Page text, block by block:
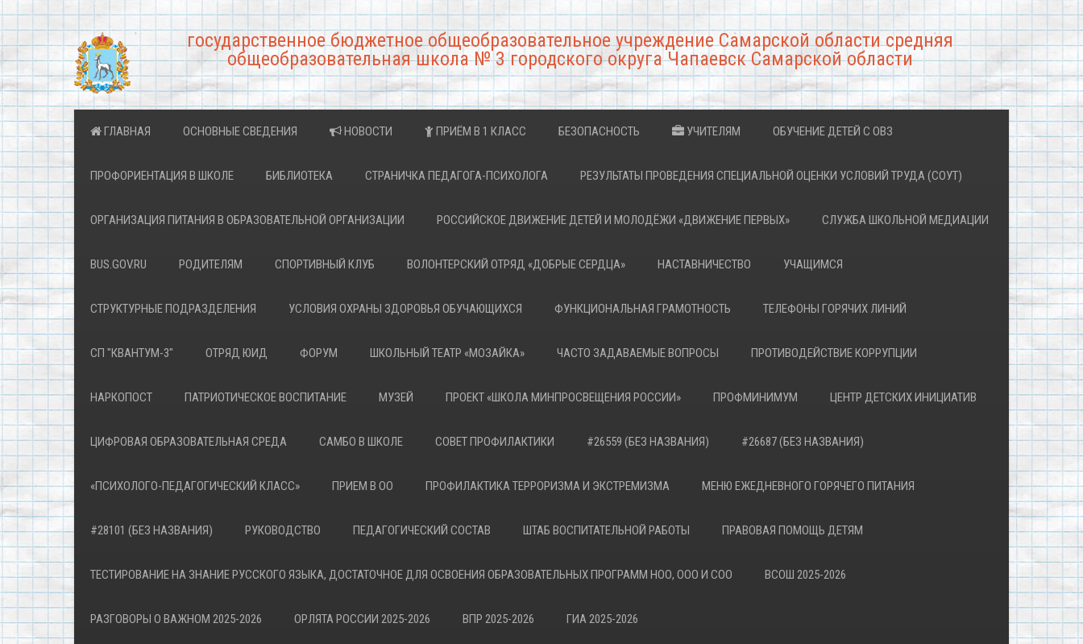
государственное бюджетное общеобразовательное учреждение Самарской области средняя
общеобразовательная школа № 3 городского округа Чапаевск Самарской области
ГЛАВНАЯ ОСНОВНЫЕ СВЕДЕНИЯ НОВОСТИ ПРИЁМ В 1 КЛАСС БЕЗОПАСНОСТЬ УЧИТЕЛЯМ ОБУЧЕНИЕ ДЕТЕЙ С ОВЗ
ПРОФОРИЕНТАЦИЯ В ШКОЛЕ БИБЛИОТЕКА СТРАНИЧКА ПЕДАГОГА-ПСИХОЛОГА РЕЗУЛЬТАТЫ ПРОВЕДЕНИЯ СПЕЦИАЛЬНОЙ ОЦЕНКИ УСЛОВИЙ ТРУДА (СОУТ)
ОРГАНИЗАЦИЯ ПИТАНИЯ В ОБРАЗОВАТЕЛЬНОЙ ОРГАНИЗАЦИИ РОССИЙСКОЕ ДВИЖЕНИЕ ДЕТЕЙ И МОЛОДЁЖИ «ДВИЖЕНИЕ ПЕРВЫХ» СЛУЖБА ШКОЛЬНОЙ МЕДИАЦИИ
BUS.GOV.RU РОДИТЕЛЯМ СПОРТИВНЫЙ КЛУБ ВОЛОНТЕРСКИЙ ОТРЯД «ДОБРЫЕ СЕРДЦА» НАСТАВНИЧЕСТВО УЧАЩИМСЯ
СТРУКТУРНЫЕ ПОДРАЗДЕЛЕНИЯ УСЛОВИЯ ОХРАНЫ ЗДОРОВЬЯ ОБУЧАЮЩИХСЯ ФУНКЦИОНАЛЬНАЯ ГРАМОТНОСТЬ ТЕЛЕФОНЫ ГОРЯЧИХ ЛИНИЙ
СП "КВАНТУМ-3" ОТРЯД ЮИД ФОРУМ ШКОЛЬНЫЙ ТЕАТР «МОЗАЙКА» ЧАСТО ЗАДАВАЕМЫЕ ВОПРОСЫ ПРОТИВОДЕЙСТВИЕ КОРРУПЦИИ
НАРКОПОСТ ПАТРИОТИЧЕСКОЕ ВОСПИТАНИЕ МУЗЕЙ ПРОЕКТ «ШКОЛА МИНПРОСВЕЩЕНИЯ РОССИИ» ПРОФМИНИМУМ ЦЕНТР ДЕТСКИХ ИНИЦИАТИВ
ЦИФРОВАЯ ОБРАЗОВАТЕЛЬНАЯ СРЕДА САМБО В ШКОЛЕ СОВЕТ ПРОФИЛАКТИКИ #26559 (БЕЗ НАЗВАНИЯ) #26687 (БЕЗ НАЗВАНИЯ)
«ПСИХОЛОГО-ПЕДАГОГИЧЕСКИЙ КЛАСС» ПРИЕМ В ОО ПРОФИЛАКТИКА ТЕРРОРИЗМА И ЭКСТРЕМИЗМА МЕНЮ ЕЖЕДНЕВНОГО ГОРЯЧЕГО ПИТАНИЯ
#28101 (БЕЗ НАЗВАНИЯ) РУКОВОДСТВО ПЕДАГОГИЧЕСКИЙ СОСТАВ ШТАБ ВОСПИТАТЕЛЬНОЙ РАБОТЫ ПРАВОВАЯ ПОМОЩЬ ДЕТЯМ
ТЕСТИРОВАНИЕ НА ЗНАНИЕ РУССКОГО ЯЗЫКА, ДОСТАТОЧНОЕ ДЛЯ ОСВОЕНИЯ ОБРАЗОВАТЕЛЬНЫХ ПРОГРАММ НОО, ООО И СОО ВСОШ 2025-2026
РАЗГОВОРЫ О ВАЖНОМ 2025-2026 ОРЛЯТА РОССИИ 2025-2026 ВПР 2025-2026 ГИА 2025-2026